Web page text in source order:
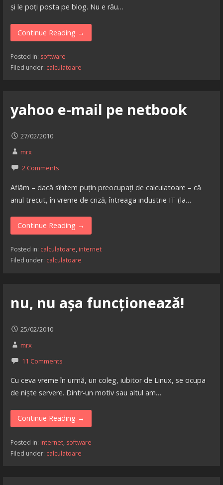
și le poți posta pe blog. Nu e rău…
Continue Reading →
Posted in: software
Filed under: calculatoare
yahoo e-mail pe netbook
27/02/2010
mrx
2 Comments
Aflăm – dacă sîntem puțin preocupați de calculatoare – că
anul trecut, în vreme de criză, întreaga industrie IT (la…
Continue Reading →
Posted in: calculatoare, internet
Filed under: calculatoare
nu, nu așa funcționează!
25/02/2010
mrx
11 Comments
Cu ceva vreme în urmă, un coleg, iubitor de Linux, se ocupa
de niște servere. Dintr-un motiv sau altul am…
Continue Reading →
Posted in: internet, software
Filed under: calculatoare